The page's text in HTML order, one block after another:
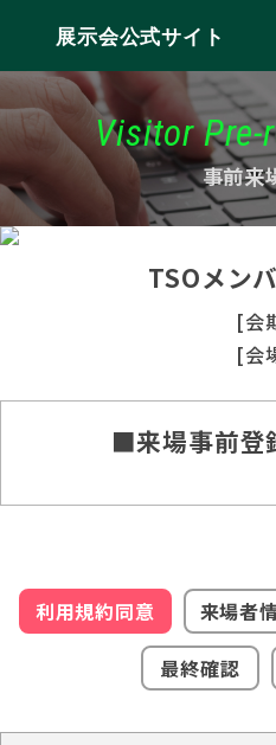
展示会公式サイト
Visitor Pre-
事前来
TSOメン
[会
[会
■来場事前登
利用規約同意 来場者
最終確認